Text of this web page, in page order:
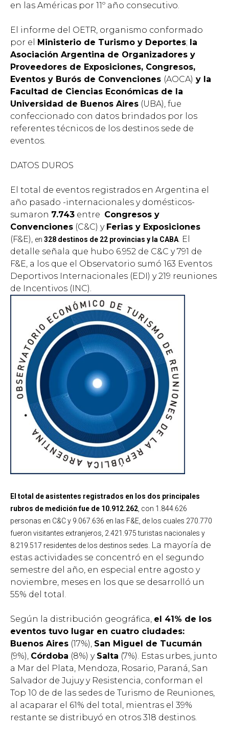
en las Américas por 11º año consecutivo.
El informe del OETR, organismo conformado
por el Ministerio de Turismo y Deportes; la
Asociación Argentina de Organizadores y
Proveedores de Exposiciones, Congresos,
Eventos y Burós de Convenciones (AOCA) y la
Facultad de Ciencias Económicas de la
Universidad de Buenos Aires (UBA), fue
confeccionado con datos brindados por los
referentes técnicos de los destinos sede de
eventos.
DATOS DUROS
El total de eventos registrados en Argentina el
año pasado -internacionales y domésticos-
sumaron 7.743 entre Congresos y
Convenciones (C&C) y Ferias y Exposiciones
(F&E), en 328 destinos de 22 provincias y la CABA El
detalle señala que hubo 6.952 de C&C y 791 de
F&E, a los que el Observatorio sumó 163 Eventos
Deportivos Internacionales (EDI) y 219 reuniones
de Incentivos (INC).
El total de asistentes registrados en los dos principales
rubros de medición fue de 10.912.262, con 1.844.626
personas en C&C y 9.067.636 en las F&E, de los cuales 270.770
fueron visitantes extranjeros, 2.421.975 turistas nacionales y
8.219.517 residentes de los destinos sedes. La mayoría de
estas actividades se concentró en el segundo
semestre del año, en especial entre agosto y
noviembre, meses en los que se desarrolló un
55% del total.
Según la distribución geográfica, el 41% de los
eventos tuvo lugar en cuatro ciudades:
Buenos Aires (17%), San Miguel de Tucumán
(9%), Córdoba (8%) y Salta (7%). Estas urbes, junto
a Mar del Plata, Mendoza, Rosario, Paraná, San
Salvador de Jujuy y Resistencia, conforman el
Top 10 de de las sedes de Turismo de Reuniones,
al acaparar el 61% del total, mientras el 39%
restante se distribuyó en otros 318 destinos.